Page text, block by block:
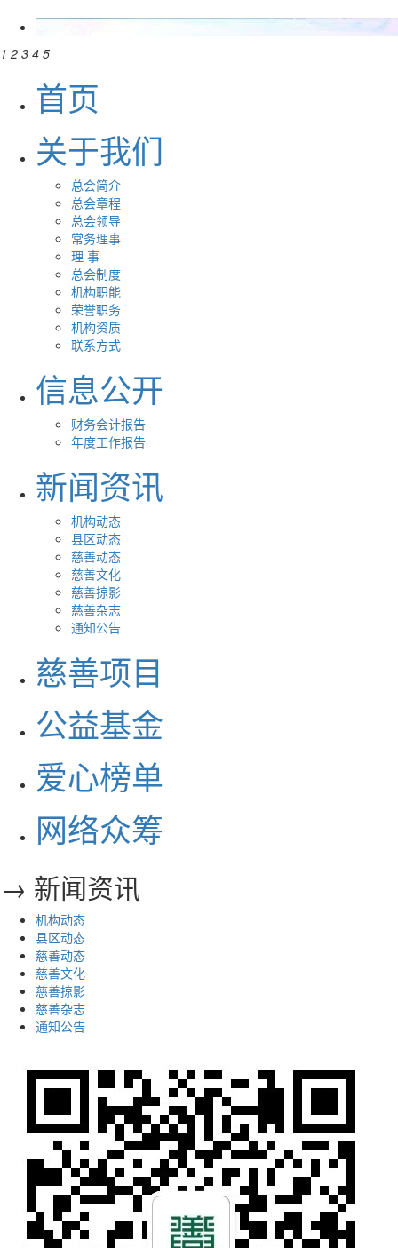
1 2 3 4 5
首页
关于我们
总会简介
总会章程
总会领导
常务理事
理 事
总会制度
机构职能
荣誉职务
机构资质
联系方式
信息公开
财务会计报告
年度工作报告
新闻资讯
机构动态
县区动态
慈善动态
慈善文化
慈善掠影
慈善杂志
通知公告
慈善项目
公益基金
爱心榜单
网络众筹
→ 新闻资讯
机构动态
县区动态
慈善动态
慈善文化
慈善掠影
慈善杂志
通知公告